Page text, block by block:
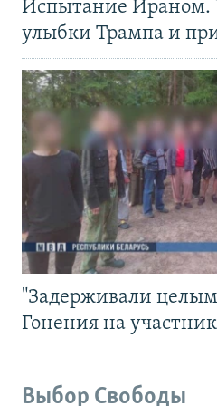
Испытание Ираном.
улыбки Трампа и
"Задерживали
Гонения на
Выбор Свободы